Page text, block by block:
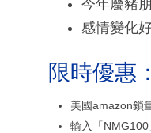
今年屬豬
感情變化
限時優惠
美國amazon鎖
輸入「